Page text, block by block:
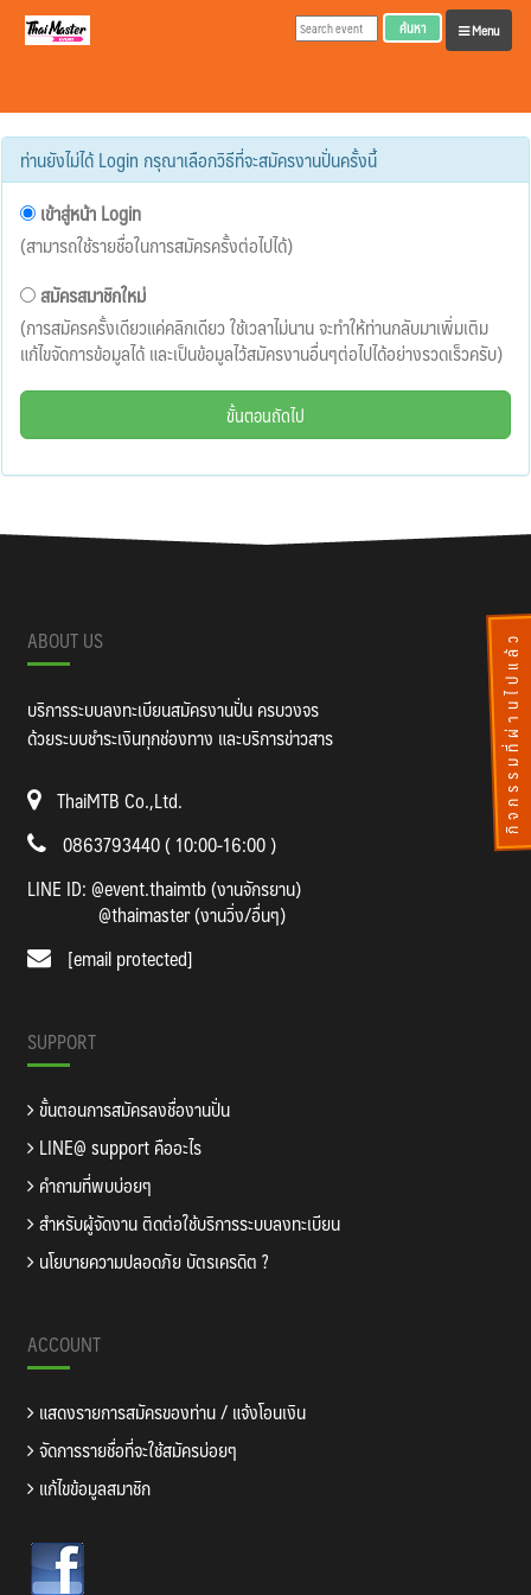
Menu
ค้นหา
ท่านยังไม่ได้ Login กรุณาเลือกวิธีที่จะสมัครงานปั่นครั้งนี้
เข้าสู่หน้า Login
(สามารถใช้รายชื่อในการสมัครครั้งต่อไปได้)
สมัครสมาชิกใหม่
(การสมัครครั้งเดียวแค่คลิกเดียว ใช้เวลาไม่นาน จะทำให้ท่านกลับมาเพิ่มเติม
แก้ไขจัดการข้อมูลได้ และเป็นข้อมูลไว้สมัครงานอื่นๆต่อไปได้อย่างรวดเร็วครับ)
ABOUT US
บริการระบบลงทะเบียนสมัครงานปั่น ครบวงจร
ด้วยระบบชำระเงินทุกช่องทาง และบริการข่าวสาร
ThaiMTB Co.,Ltd.
0863793440 ( 10:00-16:00 )
LINE ID:@event.thaimtb (งานจักรยาน)
@thaimaster (งานวิ่ง/อื่นๆ)
[email protected]
SUPPORT
ขั้นตอนการสมัครลงชื่องานปั่น
LINE@ support คืออะไร
คำถามที่พบบ่อยๆ
สำหรับผู้จัดงาน ติดต่อใช้บริการระบบลงทะเบียน
นโยบายความปลอดภัย บัตรเครดิต ?
ACCOUNT
แสดงรายการสมัครของท่าน / แจ้งโอนเงิน
จัดการรายชื่อที่จะใช้สมัครบ่อยๆ
แก้ไขข้อมูลสมาชิก
กิจกรรมที่ผ่านไปแล้ว